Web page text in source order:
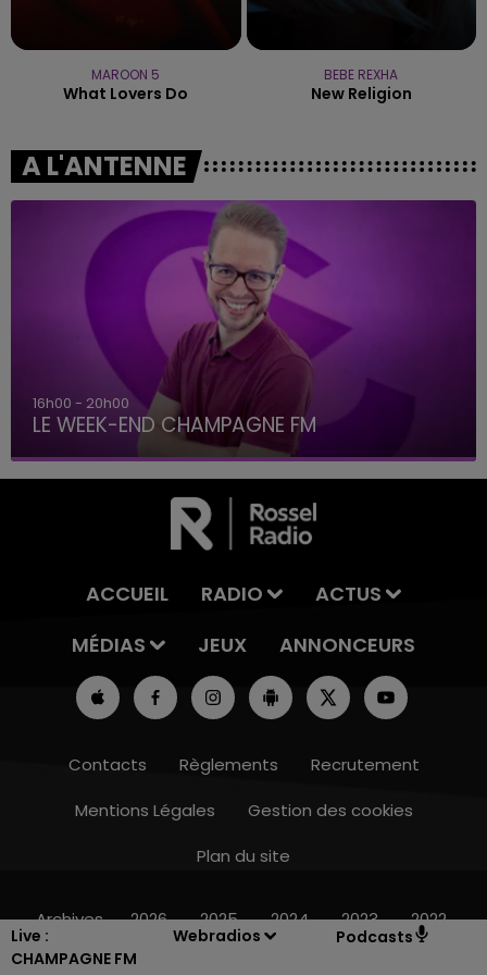
Live :
CHAMPAGNE FM
Webradios Podcasts
7h00 - 12h00
MAROON 5
What Lovers Do
BEBE REXHA
New Religion
A L'ANTENNE
16h00 - 20h00
LE WEEK-END CHAMPAGNE FM
ACCUEIL RADIO
ACTUS
MÉDIAS
JEUX ANNONCEURS
Contacts Règlements
Recrutement
Mentions Légales
Gestion des cookies
Plan du site
Archives 2026 2025 2024 2023 2022